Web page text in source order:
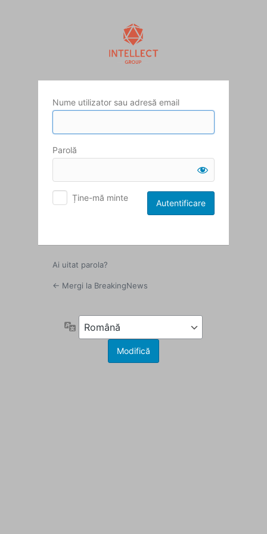
Nume utilizator sau adresă email
Parolă
Ține-mă minte
Ai uitat parola?
← Mergi la BreakingNews
Limbă